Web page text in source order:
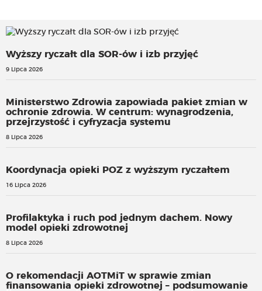
Wyższy ryczałt dla SOR-ów i izb przyjęć
9 Lipca 2026
Ministerstwo Zdrowia zapowiada pakiet zmian w
ochronie zdrowia. W centrum: wynagrodzenia,
przejrzystość i cyfryzacja systemu
8 Lipca 2026
Koordynacja opieki POZ z wyższym ryczałtem
16 Lipca 2026
Profilaktyka i ruch pod jednym dachem. Nowy
model opieki zdrowotnej
8 Lipca 2026
O rekomendacji AOTMiT w sprawie zmian
finansowania opieki zdrowotnej – podsumowanie